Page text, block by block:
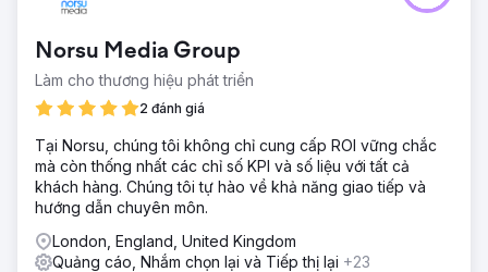
Norsu Media Group
Làm cho thương hiệu phát triển
2 đánh giá
Tại Norsu, chúng tôi không chỉ cung cấp ROI vững chắc
mà còn thống nhất các chỉ số KPI và số liệu với tất cả
khách hàng. Chúng tôi tự hào về khả năng giao tiếp và
hướng dẫn chuyên môn.
London, England, United Kingdom
Quảng cáo, Nhắm chọn lại và Tiếp thị lại +23